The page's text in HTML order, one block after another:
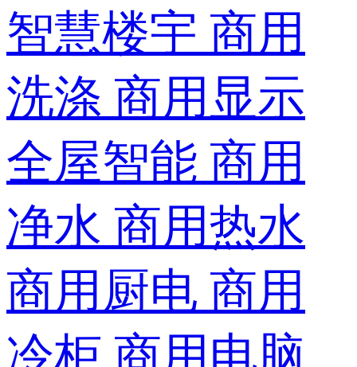
智慧楼宇 商用
洗涤 商用显示
全屋智能 商用
净水 商用热水
商用厨电 商用
冷柜 商用电脑